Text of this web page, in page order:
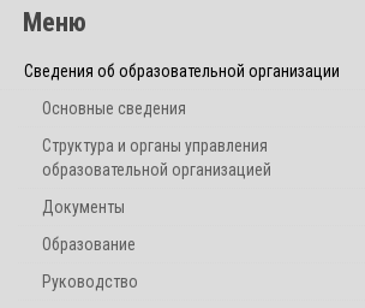
Меню
Сведения об образовательной организации
Основные сведения
Структура и органы управления
образовательной организацией
Документы
Образование
Руководство